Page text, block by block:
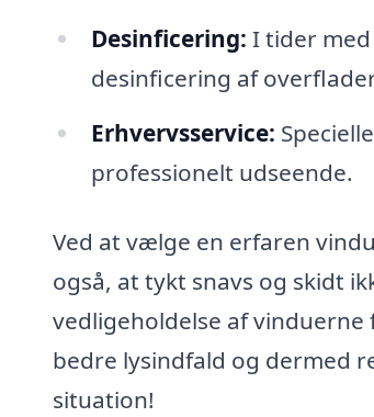
Desinficering: I tider
desinficering af
Erhvervsservice:
professionelt udseende.
Ved at vælge en erfaren
også, at tykt snavs og skidt
vedligeholdelse af
bedre lysindfald og dermed
situation!